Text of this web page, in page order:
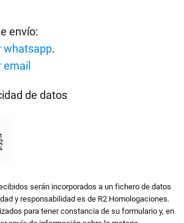
envío:
whatsapp.
email
de datos
serán incorporados a un fichero de datos
y responsabilidad es de R2 Homologaciones.
para tener constancia de su formulario y, en